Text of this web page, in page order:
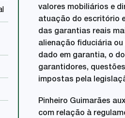
valores mobiliários e
atuação do escritório
das garantias reais
alienação fiduciária
dado em garantia, o
garantidores,
impostas pela
Pinheiro Guimarães
com relação à